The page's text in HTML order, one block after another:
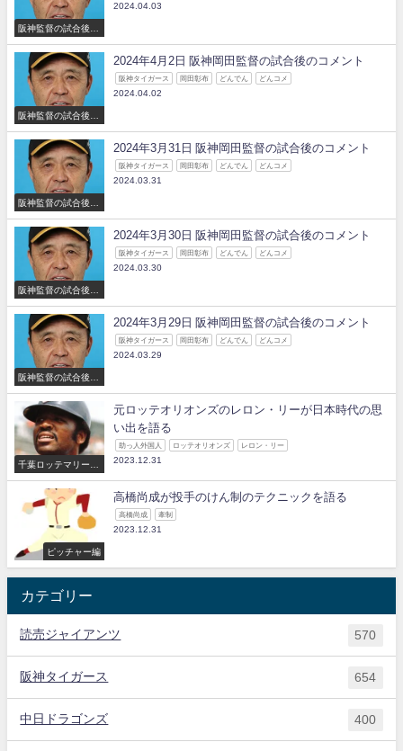
阪神監督の試合後の
2024.04.03
阪神監督の試合後の
2024年4月2日 阪神岡田監督の試合後のコメント
阪神タイガース 岡田彰布 どんでん どんコメ
2024.04.02
阪神監督の試合後の
2024年3月31日 阪神岡田監督の試合後のコメント
阪神タイガース 岡田彰布 どんでん どんコメ
2024.03.31
阪神監督の試合後の
2024年3月30日 阪神岡田監督の試合後のコメント
阪神タイガース 岡田彰布 どんでん どんコメ
2024.03.30
阪神監督の試合後の
2024年3月29日 阪神岡田監督の試合後のコメント
阪神タイガース 岡田彰布 どんでん どんコメ
2024.03.29
千葉ロッテマリーン
元ロッテオリオンズのレロン・リーが日本時代の思
い出を語る
助っ人外国人 ロッテオリオンズ レロン・リー
2023.12.31
ピッチャー編
高橋尚成が投手のけん制のテクニックを語る
高橋尚成 牽制
2023.12.31
カテゴリー
読売ジャイアンツ 570
阪神タイガース 654
中日ドラゴンズ 400